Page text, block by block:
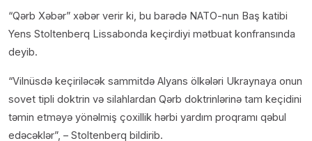
“Qərb Xəbər” xəbər verir ki, bu barədə NATO-nun Baş katibi
Yens Stoltenberq Lissabonda keçirdiyi mətbuat konfransında
deyib.
“Vilnüsdə keçiriləcək sammitdə Alyans ölkələri Ukraynaya onun
sovet tipli doktrin və silahlardan Qərb doktrinlərinə tam keçidini
təmin etməyə yönəlmiş çoxillik hərbi yardım proqramı qəbul
edəcəklər”, – Stoltenberq bildirib.